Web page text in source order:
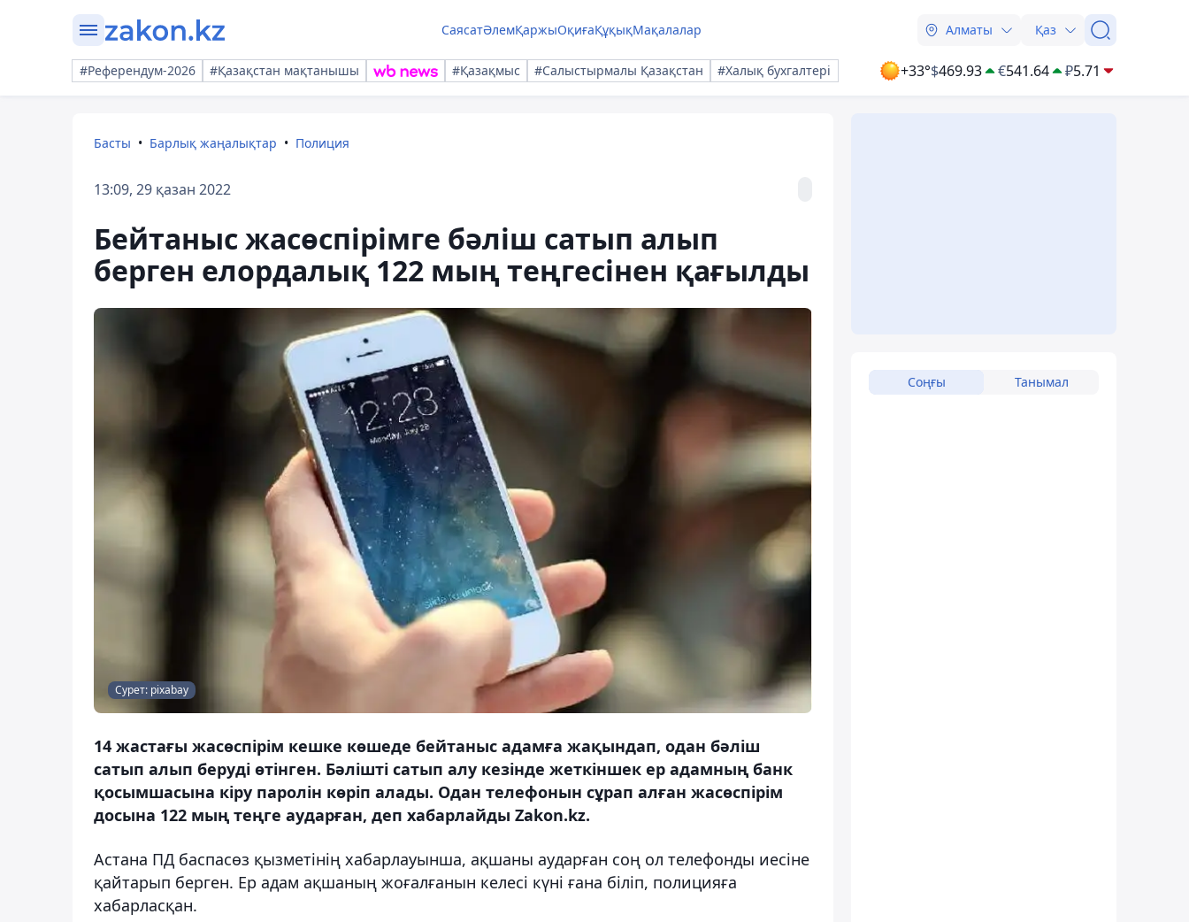
СаясатӘлемҚаржыОқиғаҚұқықМақалалар Алматы Қаз
#Референдум-2026 #Қазақстан мақтанышы #Қазақмыс #Салыстырмалы Қазақстан #Халық бухгалтері +33°$469.93 €541.64 ₽5.71
Басты Барлық жаңалықтар Полиция
13:09, 29 қазан 2022
Бейтаныс жасөспірімге бәліш сатып алып
берген елордалық 122 мың теңгесінен қағылды
Сурет: pixabay
14 жастағы жасөспірім кешке көшеде бейтаныс адамға жақындап, одан бәліш
сатып алып беруді өтінген. Бәлішті сатып алу кезінде жеткіншек ер адамның банк
қосымшасына кіру паролін көріп алады. Одан телефонын сұрап алған жасөспірім
досына 122 мың теңге аударған, деп хабарлайды Zakon.kz.
Астана ПД баспасөз қызметінің хабарлауынша, ақшаны аударған соң ол телефонды иесіне
қайтарып берген. Ер адам ақшаның жоғалғанын келесі күні ғана біліп, полицияға
хабарласқан.
Соңғы Танымал